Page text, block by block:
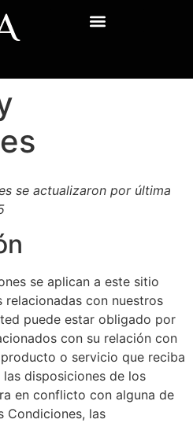
se actualizaron por última
se aplican a este sitio
con nuestros
puede estar obligado por
con su relación con
o servicio que reciba
disposiciones de los
en conflicto con alguna de
Condiciones, las